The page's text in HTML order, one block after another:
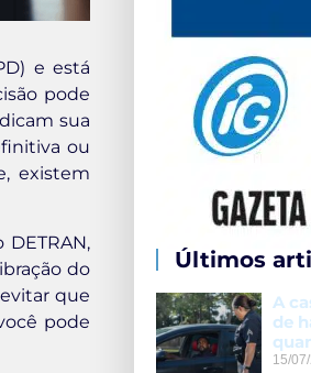
e está
pode
sua
ou
existem
do
que
pode
Últimos
A
de
15/